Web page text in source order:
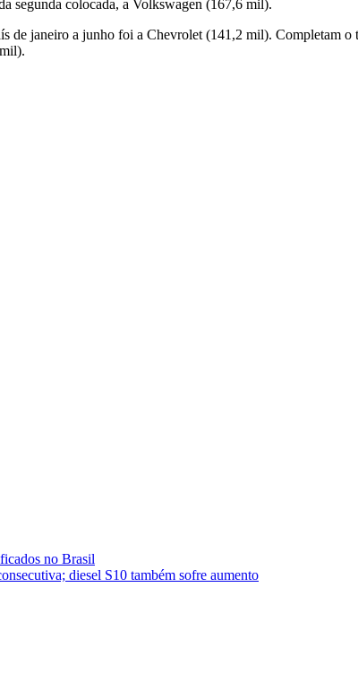
segunda colocada, a Volkswagen (167,6 mil).
de janeiro a junho foi a Chevrolet (141,2 mil). Completam
no Brasil
diesel S10 também sofre aumento